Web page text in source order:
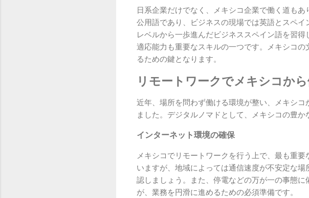
日系企業だけでなく、メキシコ企業で働く道も
公用語であり、ビジネスの現場では英語とスペ
レベルから一歩進んだビジネススペイン語を習
適応能力も重要なスキルの一つです。メキシコ
るための鍵となります。
リモートワークでメキシコか
近年、場所を問わず働ける環境が整い、メキシ
ました。デジタルノマドとして、メキシコの豊か
インターネット環境の確保
メキシコでリモートワークを行う上で、最も重
いますが、地域によっては通信速度が不安定な
認しましょう。また、停電などの万が一の事態
が、業務を円滑に進めるための必須準備です。